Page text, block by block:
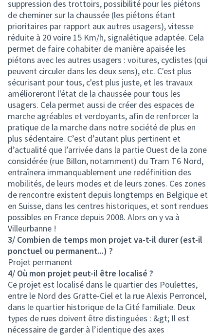
suppression des trottoirs, possibilité pour les piétons
de cheminer sur la chaussée (les piétons étant
prioritaires par rapport aux autres usagers), vitesse
réduite à 20 voire 15 Km/h, signalétique adaptée. Cela
permet de faire cohabiter de manière apaisée les
piétons avec les autres usagers : voitures, cyclistes (qui
peuvent circuler dans les deux sens), etc. C'est plus
sécurisant pour tous, c'est plus juste, et les travaux
amélioreront l'état de la chaussée pour tous les
usagers. Cela permet aussi de créer des espaces de
marche agréables et verdoyants, afin de renforcer la
pratique de la marche dans notre société de plus en
plus sédentaire. C’est d’autant plus pertinent et
d’actualité que l’arrivée dans la partie Ouest de la zone
considérée (rue Billon, notamment) du Tram T6 Nord,
entraînera immanquablement une redéfinition des
mobilités, de leurs modes et de leurs zones. Ces zones
de rencontre existent depuis longtemps en Belgique et
en Suisse, dans les centres historiques, et sont rendues
possibles en France depuis 2008. Alors on y va à
Villeurbanne !
3/ Combien de temps mon projet va-t-il durer (est-il
ponctuel ou permanent...) ?
Projet permanent
4/ Où mon projet peut-il être localisé ?
Ce projet est localisé dans le quartier des Poulettes,
entre le Nord des Gratte-Ciel et la rue Alexis Perroncel,
dans le quartier historique de la Cité familiale. Deux
types de rues doivent être distinguées : &gt; Il est
nécessaire de garder à l’identique des axes